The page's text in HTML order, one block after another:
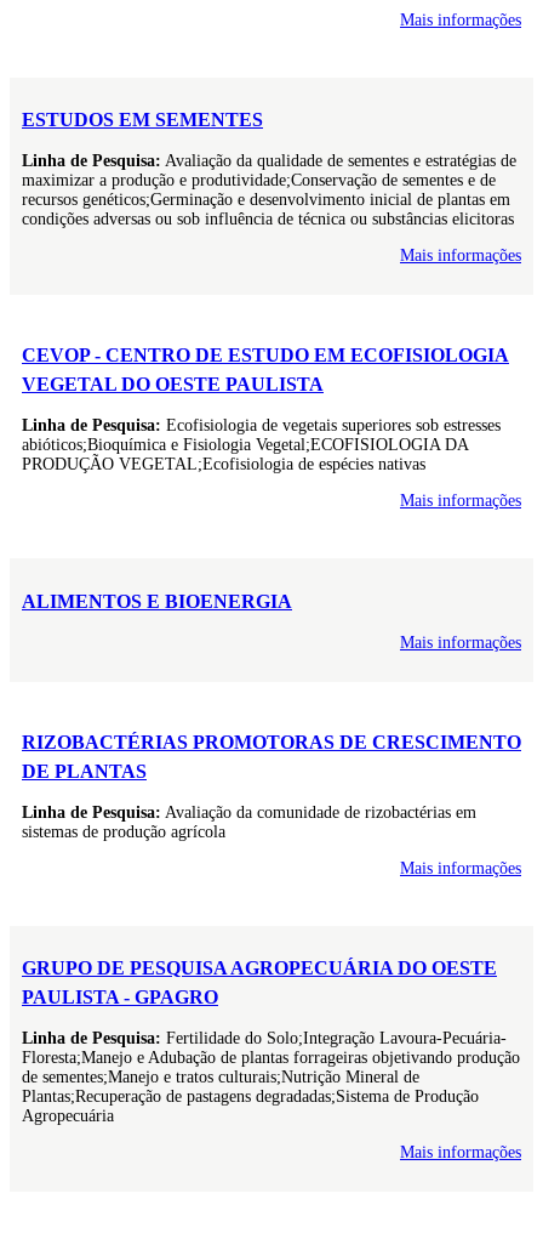
Mais informações
ESTUDOS EM SEMENTES
Linha de Pesquisa: Avaliação da qualidade de sementes e estratégias de
maximizar a produção e produtividade;Conservação de sementes e de
recursos genéticos;Germinação e desenvolvimento inicial de plantas em
condições adversas ou sob influência de técnica ou substâncias elicitoras
Mais informações
CEVOP - CENTRO DE ESTUDO EM ECOFISIOLOGIA
VEGETAL DO OESTE PAULISTA
Linha de Pesquisa: Ecofisiologia de vegetais superiores sob estresses
abióticos;Bioquímica e Fisiologia Vegetal;ECOFISIOLOGIA DA
PRODUÇÃO VEGETAL;Ecofisiologia de espécies nativas
Mais informações
ALIMENTOS E BIOENERGIA
Mais informações
RIZOBACTÉRIAS PROMOTORAS DE CRESCIMENTO
DE PLANTAS
Linha de Pesquisa: Avaliação da comunidade de rizobactérias em
sistemas de produção agrícola
Mais informações
GRUPO DE PESQUISA AGROPECUÁRIA DO OESTE
PAULISTA - GPAGRO
Linha de Pesquisa: Fertilidade do Solo;Integração Lavoura-Pecuária-
Floresta;Manejo e Adubação de plantas forrageiras objetivando produção
de sementes;Manejo e tratos culturais;Nutrição Mineral de
Plantas;Recuperação de pastagens degradadas;Sistema de Produção
Agropecuária
Mais informações